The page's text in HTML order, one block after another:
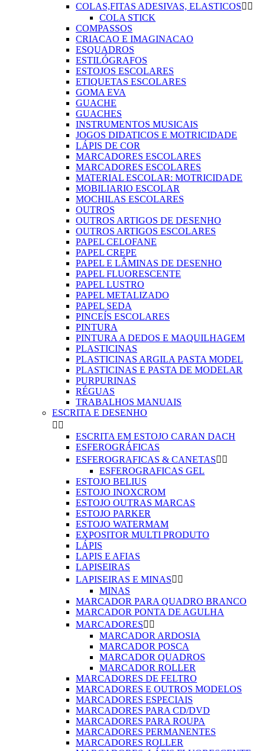
COLAS,FITAS ADESIVAS, ELASTICOS 
COLA STICK
COMPASSOS
CRIACAO E IMAGINACAO
ESQUADROS
ESTILÓGRAFOS
ESTOJOS ESCOLARES
ETIQUETAS ESCOLARES
GOMA EVA
GUACHE
GUACHES
INSTRUMENTOS MUSICAIS
JOGOS DIDATICOS E MOTRICIDADE
LÁPIS DE COR
MARCADORES ESCOLARES
MARCADORES ESCOLARES
MATERIAL ESCOLAR: MOTRICIDADE
MOBILIARIO ESCOLAR
MOCHILAS ESCOLARES
OUTROS
OUTROS ARTIGOS DE DESENHO
OUTROS ARTIGOS ESCOLARES
PAPEL CELOFANE
PAPEL CREPE
PAPEL E LÂMINAS DE DESENHO
PAPEL FLUORESCENTE
PAPEL LUSTRO
PAPEL METALIZADO
PAPEL SEDA
PINCEÍS ESCOLARES
PINTURA
PINTURA A DEDOS E MAQUILHAGEM
PLASTICINAS
PLASTICINAS ARGILA PASTA MODEL
PLASTICINAS E PASTA DE MODELAR
PURPURINAS
RÉGUAS
TRABALHOS MANUAIS
ESCRITA E DESENHO
 
ESCRITA EM ESTOJO CARAN DACH
ESFEROGRÁFICAS
ESFEROGRAFICAS & CANETAS 
ESFEROGRAFICAS GEL
ESTOJO BELIUS
ESTOJO INOXCROM
ESTOJO OUTRAS MARCAS
ESTOJO PARKER
ESTOJO WATERMAM
EXPOSITOR MULTI PRODUTO
LÁPIS
LAPIS E AFIAS
LAPISEIRAS
LAPISEIRAS E MINAS 
MINAS
MARCADOR PARA QUADRO BRANCO
MARCADOR PONTA DE AGULHA
MARCADORES 
MARCADOR ARDOSIA
MARCADOR POSCA
MARCADOR QUADROS
MARCADOR ROLLER
MARCADORES DE FELTRO
MARCADORES E OUTROS MODELOS
MARCADORES ESPECIAIS
MARCADORES PARA CD/DVD
MARCADORES PARA ROUPA
MARCADORES PERMANENTES
MARCADORES ROLLER